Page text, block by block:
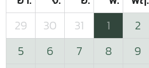
29
30 31 1 2
5
6 7 8 9